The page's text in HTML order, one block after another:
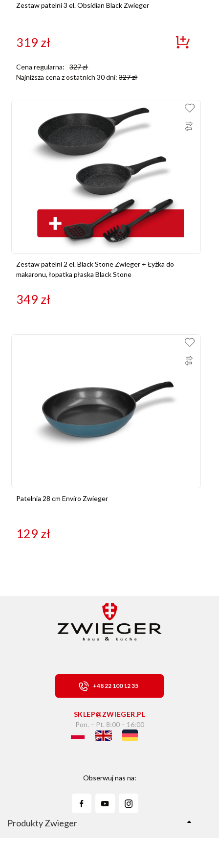
Zestaw patelni 3 el. Obsidian Black Zwieger
319 zł
Cena regularna: 327zł
Najniższa cena z ostatnich 30 dni:327zł
Zestaw patelni 2 el. Black Stone Zwieger + Łyżka do
makaronu, łopatka płaska Black Stone
349 zł
Patelnia 28 cm Enviro Zwieger
129 zł
+48 22 100 12 35
SKLEP@ZWIEGER.PL
Pon. – Pt. 8:00 – 16:00
Obserwuj nas na:
Produkty Zwieger